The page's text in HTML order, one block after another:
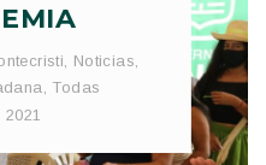
, Noticias,
, Todas